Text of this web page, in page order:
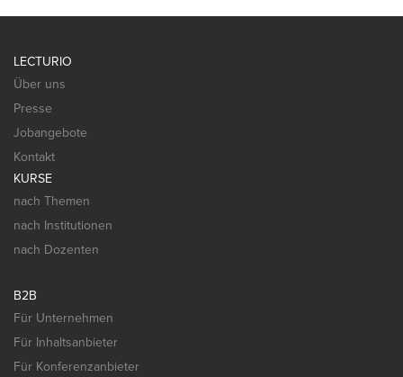
LECTURIO
Über uns
Presse
Jobangebote
Kontakt
KURSE
nach Themen
nach Institutionen
nach Dozenten
B2B
Für Unternehmen
Für Inhaltsanbieter
Für Konferenzanbieter